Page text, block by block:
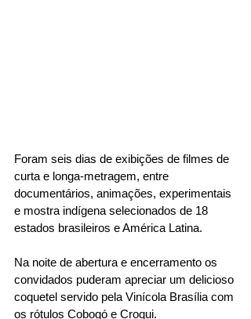
Foram seis dias de exibições de filmes de
curta e longa-metragem, entre
documentários, animações, experimentais
e mostra indígena selecionados de 18
estados brasileiros e América Latina.
Na noite de abertura e encerramento os
convidados puderam apreciar um delicioso
coquetel servido pela Vinícola Brasília com
os rótulos Cobogó e Croqui.